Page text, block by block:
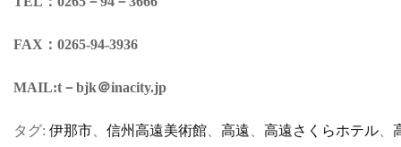
FAX：0265-94-3936
MAIL:t－bjk＠inacity.jp
タグ: 伊那市 信州高遠美術館 高遠 高遠さくらホテル